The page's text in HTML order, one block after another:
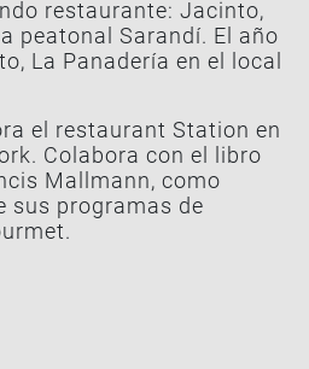
restaurante: Jacinto,
peatonal Sarandí. El año
La Panadería en el local
el restaurant Station en
Colabora con el libro
Mallmann, como
sus programas de